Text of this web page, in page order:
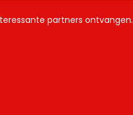
partners ontvangen.